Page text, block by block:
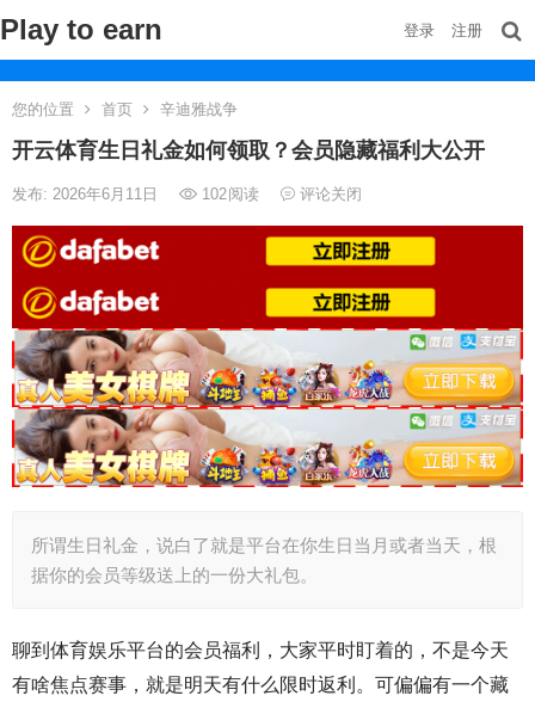
Play to earn 登录 注册
您的位置 首页 辛迪雅战争
开云体育生日礼金如何领取？会员隐藏福利大公开
发布: 2026年6月11日 102阅读 评论关闭
所谓生日礼金，说白了就是平台在你生日当月或者当天，根
据你的会员等级送上的一份大礼包。
聊到体育娱乐平台的会员福利，大家平时盯着的，不是今天
有啥焦点赛事，就是明天有什么限时返利。可偏偏有一个藏